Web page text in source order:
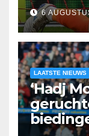
6
LAATSTE NIEUWS
‘Hadj